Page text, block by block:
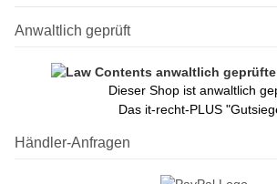
Anwaltlich geprüft
Dieser Shop ist anwaltlich
Das it-recht-PLUS
Händler-Anfragen